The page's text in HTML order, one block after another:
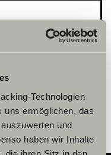
Technologien
uns ermöglichen, das
und
haben wir Inhalte